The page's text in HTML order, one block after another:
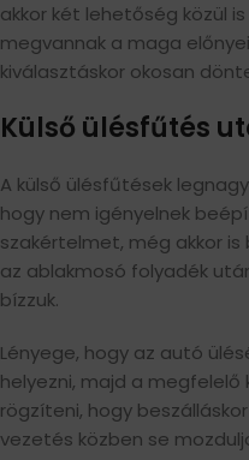
akkor két lehetőség közül
megvannak a maga
kiválasztáskor okosan
Külső ülésfűtés
A külső ülésfűtések
hogy nem igényelnek
szakértelmet, még akkor is
az ablakmosó folyadék
bízzuk.
Lényege, hogy az autó
helyezni, majd a
rögzíteni, hogy
vezetés közben se